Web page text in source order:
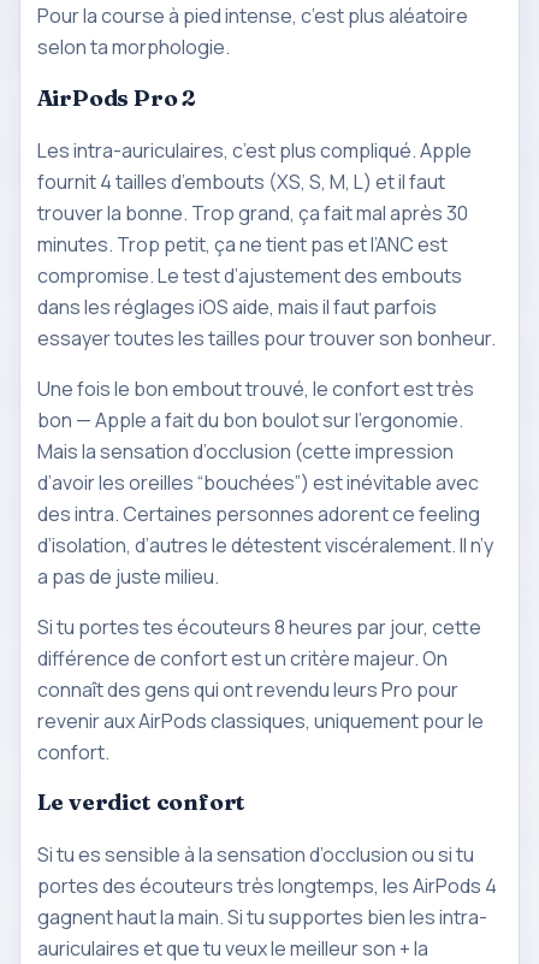
Pour la course à pied intense, c’est plus aléatoire
selon ta morphologie.
AirPods Pro 2
Les intra-auriculaires, c’est plus compliqué. Apple
fournit 4 tailles d’embouts (XS, S, M, L) et il faut
trouver la bonne. Trop grand, ça fait mal après 30
minutes. Trop petit, ça ne tient pas et l’ANC est
compromise. Le test d’ajustement des embouts
dans les réglages iOS aide, mais il faut parfois
essayer toutes les tailles pour trouver son bonheur.
Une fois le bon embout trouvé, le confort est très
bon — Apple a fait du bon boulot sur l’ergonomie.
Mais la sensation d’occlusion (cette impression
d’avoir les oreilles “bouchées”) est inévitable avec
des intra. Certaines personnes adorent ce feeling
d’isolation, d’autres le détestent viscéralement. Il n’y
a pas de juste milieu.
Si tu portes tes écouteurs 8 heures par jour, cette
différence de confort est un critère majeur. On
connaît des gens qui ont revendu leurs Pro pour
revenir aux AirPods classiques, uniquement pour le
confort.
Le verdict confort
Si tu es sensible à la sensation d’occlusion ou si tu
portes des écouteurs très longtemps, les AirPods 4
gagnent haut la main. Si tu supportes bien les intra-
auriculaires et que tu veux le meilleur son + la